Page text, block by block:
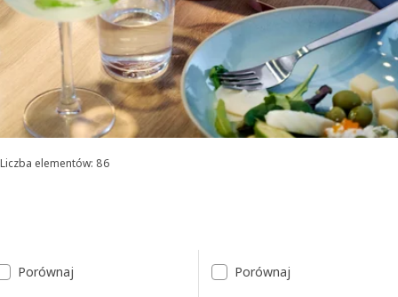
Sortowanie i filtrowanie
Liczba elementów: 86
Lista wyników
Porównaj Porównaj